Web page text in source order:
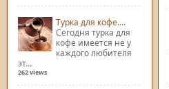
Турка для кофе....
Сегодня турка для
кофе имеется не у
каждого любителя
эт...
262 views